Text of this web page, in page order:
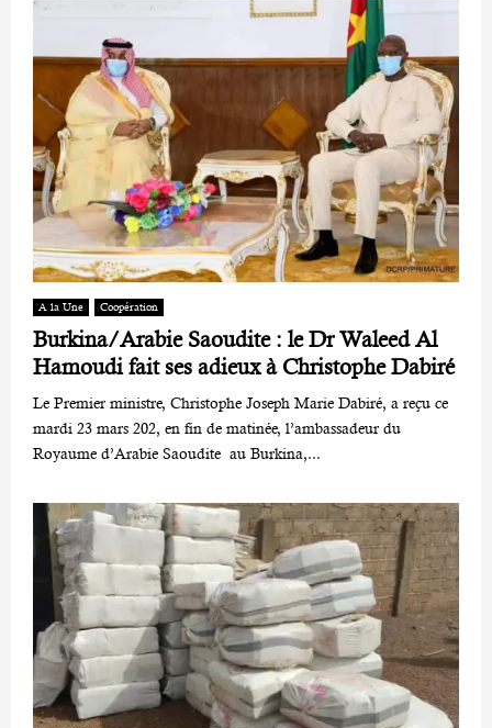
A la Une Coopération
Burkina/Arabie Saoudite : le Dr Waleed Al
Hamoudi fait ses adieux à Christophe Dabiré
Le Premier ministre, Christophe Joseph Marie Dabiré, a reçu ce
mardi 23 mars 202, en fin de matinée, l’ambassadeur du
Royaume d’Arabie Saoudite au Burkina,...